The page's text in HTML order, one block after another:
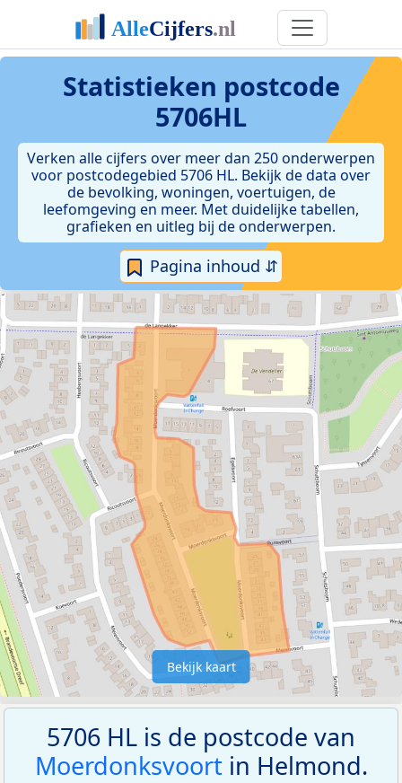
Statistieken postcode
5706HL
Verken alle cijfers over meer dan 250 onderwerpen
voor postcodegebied 5706 HL. Bekijk de data over
de bevolking, woningen, voertuigen, de
leefomgeving en meer. Met duidelijke tabellen,
grafieken en uitleg bij de onderwerpen.
Pagina inhoud ⇵
Bekijk kaart
5706 HL is de postcode van
Moerdonksvoortin Helmond.